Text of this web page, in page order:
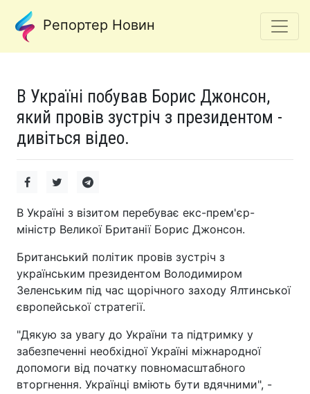
Репортер Новин
В Україні побував Борис Джонсон,
який провів зустріч з президентом -
дивіться відео.
В Україні з візитом перебуває екс-прем'єр-
міністр Великої Британії Борис Джонсон.
Британський політик провів зустріч з
українським президентом Володимиром
Зеленським під час щорічного заходу Ялтинської
європейської стратегії.
"Дякую за увагу до України та підтримку у
забезпеченні необхідної Україні міжнародної
допомоги від початку повномасштабного
вторгнення. Українці вміють бути вдячними", -